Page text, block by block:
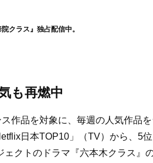
クラス』独占配信中。
も再燃中
作品を対象に、毎週の人気作品
日本TOP10」（TV）から、5
クトのドラマ『六本木クラス』